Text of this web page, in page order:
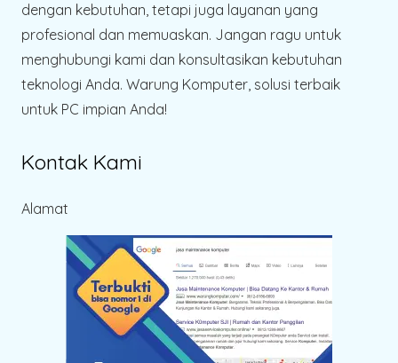
dengan kebutuhan, tetapi juga layanan yang
profesional dan memuaskan. Jangan ragu untuk
menghubungi kami dan konsultasikan kebutuhan
teknologi Anda. Warung Komputer, solusi terbaik
untuk PC impian Anda!
Kontak Kami
Alamat